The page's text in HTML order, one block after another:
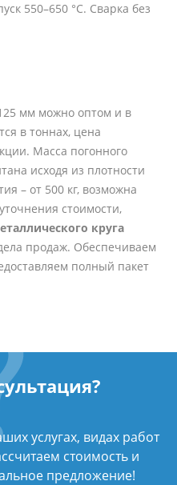
550–650 °C. Сварка без
мм можно оптом и в
в тоннах, цена
Масса погонного
исходя из плотности
– от 500 кг, возможна
стоимости,
круга
продаж. Обеспечиваем
полный пакет
услугах, видах работ
стоимость и
предложение!